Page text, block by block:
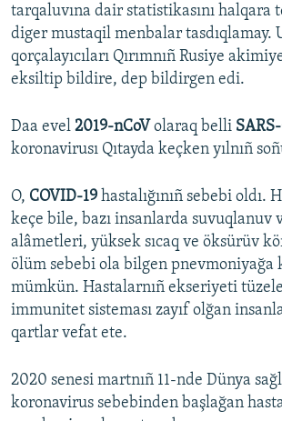
tarqaluvına dair statistikasını halqara
diger mustaqil menbalar tasdıqlamay.
qorçalayıcıları Qırımnıñ Rusiye
eksiltip bildire, dep bildirgen edi.
Daa evel 2019-nCoV olaraq belli
koronavirusı Qıtayda keçken yılnıñ
O, COVID-19 hastalığınıñ sebebi oldı.
keçe bile, bazı insanlarda suvuqlanuv
alâmetleri, yüksek sıcaq ve öksürüv
ölüm sebebi ola bilgen pnevmoniyağa
mümkün. Hastalarnıñ ekseriyeti
immunitet sisteması zayıf olğan
qartlar vefat ete.
2020 senesi martnıñ 11-nde Dünya
koronavirus sebebinden başlağan